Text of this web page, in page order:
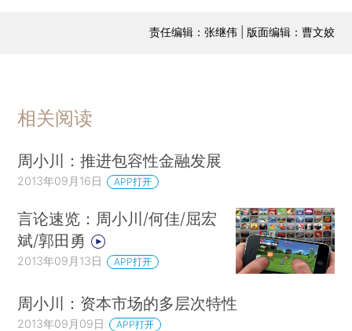
责任编辑：张继伟 | 版面编辑：曹文姣
相关阅读
周小川：推进包容性金融发展
2013年09月16日 APP打开
言论速览：周小川/何佳/屈宏
斌/郭田勇
2013年09月13日 APP打开
周小川：资本市场的多层次特性
2013年09月09日 APP打开